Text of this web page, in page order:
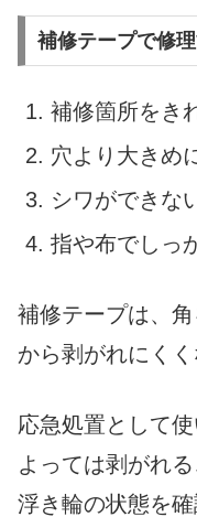
補修テープで修
補修箇所をき
穴より大きめ
シワができな
指や布でしっ
補修テープは、
から剥がれにくく
応急処置として
よっては剥がれ
浮き輪の状態を確